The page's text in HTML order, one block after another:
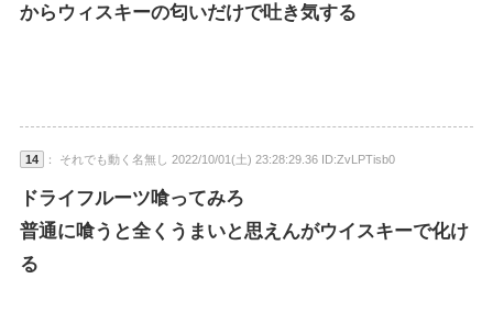
からウィスキーの匂いだけで吐き気する
14 ： それでも動く名無し 2022/10/01(土) 23:28:29.36 ID:ZvLPTisb0
ドライフルーツ喰ってみろ
普通に喰うと全くうまいと思えんがウイスキーで化け
る